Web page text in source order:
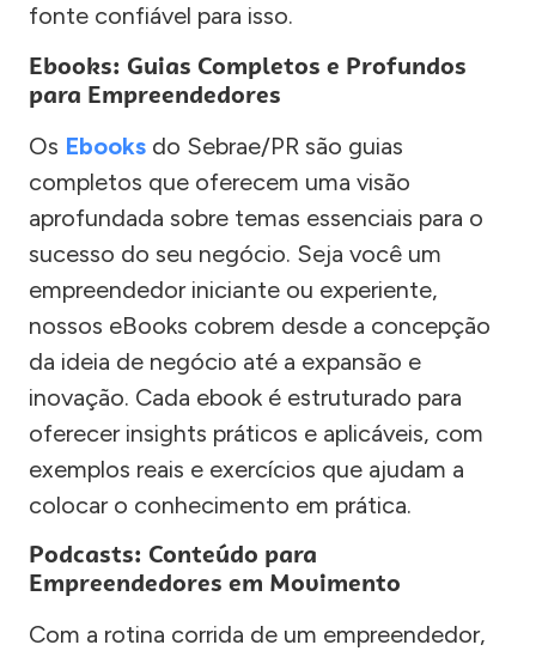
fonte confiável para isso.
Ebooks: Guias Completos e Profundos
para Empreendedores
Os Ebooks do Sebrae/PR são guias
completos que oferecem uma visão
aprofundada sobre temas essenciais para o
sucesso do seu negócio. Seja você um
empreendedor iniciante ou experiente,
nossos eBooks cobrem desde a concepção
da ideia de negócio até a expansão e
inovação. Cada ebook é estruturado para
oferecer insights práticos e aplicáveis, com
exemplos reais e exercícios que ajudam a
colocar o conhecimento em prática.
Podcasts: Conteúdo para
Empreendedores em Movimento
Com a rotina corrida de um empreendedor,